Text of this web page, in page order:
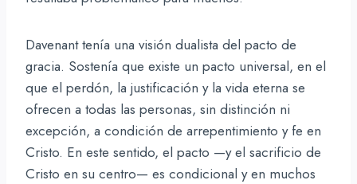
Davenant tenía una visión dualista del pacto de
gracia. Sostenía que existe un pacto universal, en el
que el perdón, la justificación y la vida eterna se
ofrecen a todas las personas, sin distinción ni
excepción, a condición de arrepentimiento y fe en
Cristo. En este sentido, el pacto —y el sacrificio de
Cristo en su centro— es condicional y en muchos